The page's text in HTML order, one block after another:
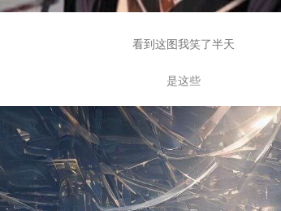
看到这图我笑了半天
是这些